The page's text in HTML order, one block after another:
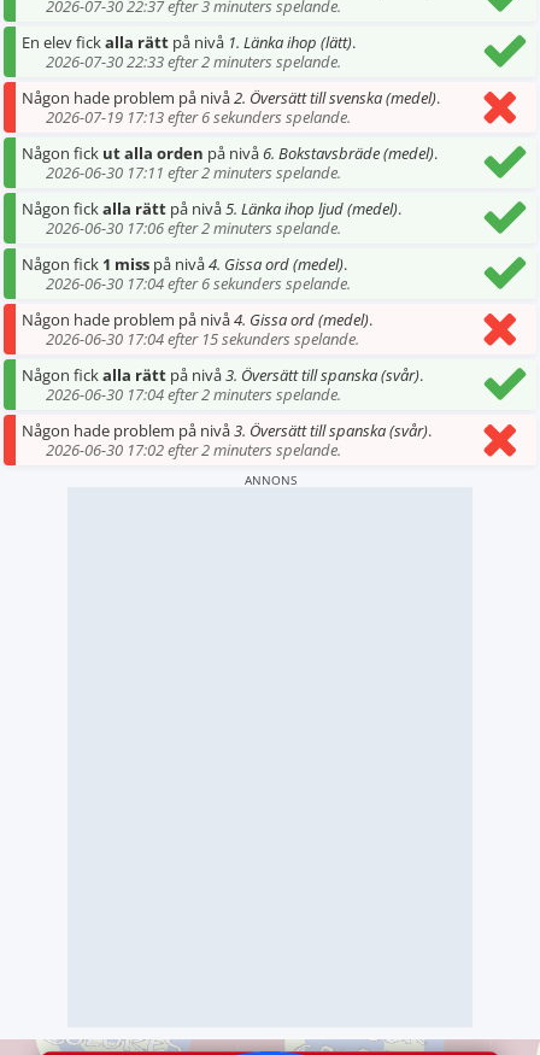
2026-07-30 22:37 efter 3 minuters spelande.
En elev fickalla rätt på nivå 1. Länka ihop (lätt).
2026-07-30 22:33 efter 2 minuters spelande.
Någon hade problem på nivå2. Översätt till svenska (medel).
2026-07-19 17:13 efter 6 sekunders spelande.
Någon fick ut alla orden på nivå6. Bokstavsbräde (medel).
2026-06-30 17:11 efter 2 minuters spelande.
Någon fickalla rätt på nivå5. Länka ihop ljud (medel).
2026-06-30 17:06 efter 2 minuters spelande.
Någon fick 1 miss på nivå4. Gissa ord (medel).
2026-06-30 17:04 efter 6 sekunders spelande.
Någon hade problem på nivå4. Gissa ord (medel).
2026-06-30 17:04 efter 15 sekunders spelande.
Någon fickalla rätt på nivå3. Översätt till spanska (svår).
2026-06-30 17:04 efter 2 minuters spelande.
Någon hade problem på nivå3. Översätt till spanska (svår).
2026-06-30 17:02 efter 2 minuters spelande.
ANNONS